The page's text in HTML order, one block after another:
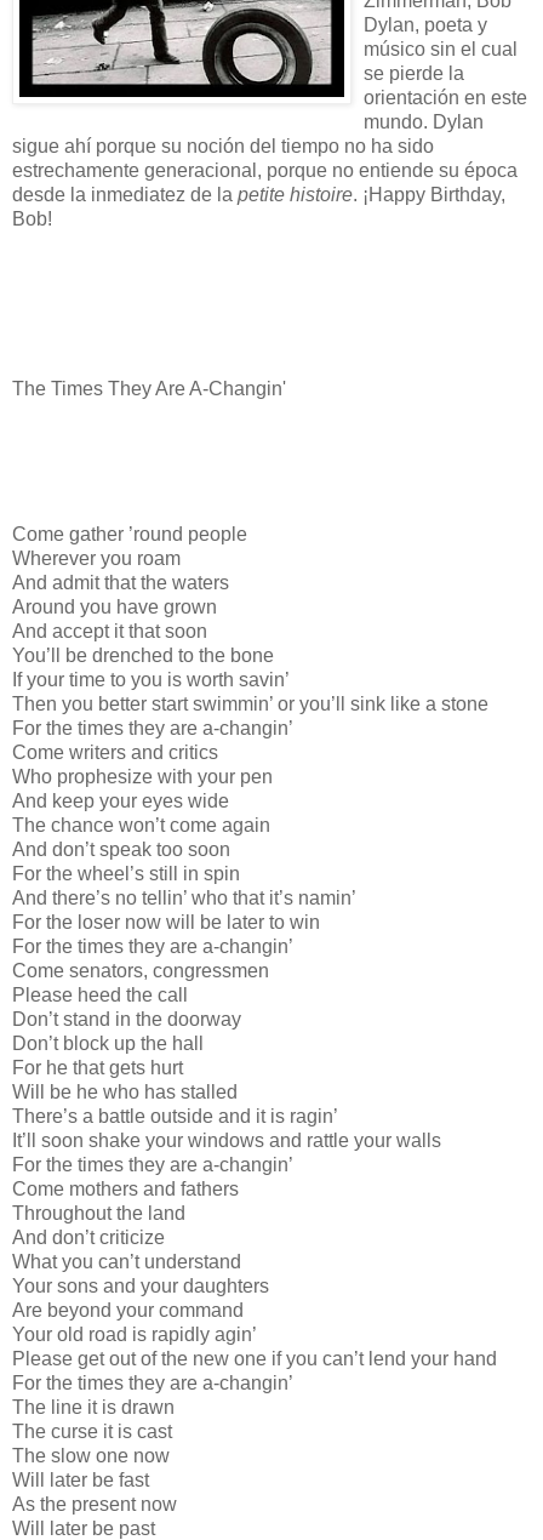
Dylan, poeta y
músico sin el cual
se pierde la
orientación en este
mundo. Dylan
sigue ahí porque su noción del tiempo no ha sido
estrechamente generacional, porque no entiende su época
desde la inmediatez de la petite histoire. ¡Happy Birthday,
Bob!
The Times They Are A-Changin'
Come gather ’round people
Wherever you roam
And admit that the waters
Around you have grown
And accept it that soon
You’ll be drenched to the bone
If your time to you is worth savin’
Then you better start swimmin’ or you’ll sink like a stone
For the times they are a-changin’
Come writers and critics
Who prophesize with your pen
And keep your eyes wide
The chance won’t come again
And don’t speak too soon
For the wheel’s still in spin
And there’s no tellin’ who that it’s namin’
For the loser now will be later to win
For the times they are a-changin’
Come senators, congressmen
Please heed the call
Don’t stand in the doorway
Don’t block up the hall
For he that gets hurt
Will be he who has stalled
There’s a battle outside and it is ragin’
It’ll soon shake your windows and rattle your walls
For the times they are a-changin’
Come mothers and fathers
Throughout the land
And don’t criticize
What you can’t understand
Your sons and your daughters
Are beyond your command
Your old road is rapidly agin’
Please get out of the new one if you can’t lend your hand
For the times they are a-changin’
The line it is drawn
The curse it is cast
The slow one now
Will later be fast
As the present now
Will later be past